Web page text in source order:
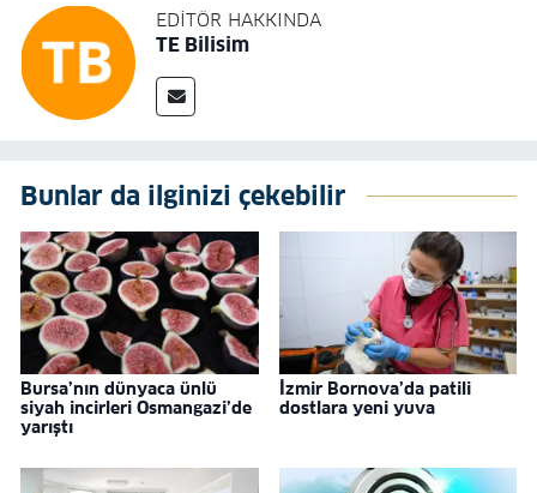
EDITÖR HAKKINDA
TE Bilisim
Bunlar da ilginizi çekebilir
Bursa’nın dünyaca ünlü
siyah incirleri Osmangazi’de
yarıştı
İzmir Bornova’da patili
dostlara yeni yuva